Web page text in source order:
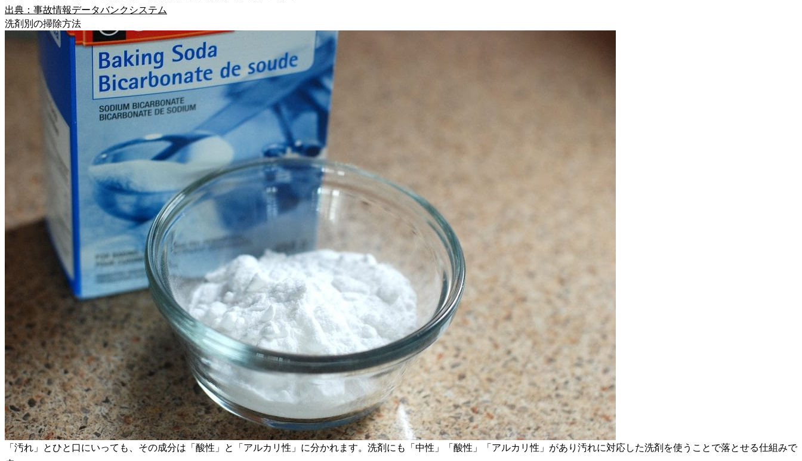
出典：事故情報データバンクシステム
洗剤別の掃除方法
「汚れ」とひと口にいっても、その成分は「酸性」と「アルカリ性」に分かれます。洗剤にも「中性」「酸性」「アルカリ性」があり汚れに対応した洗剤を使うことで落とせる仕組みで